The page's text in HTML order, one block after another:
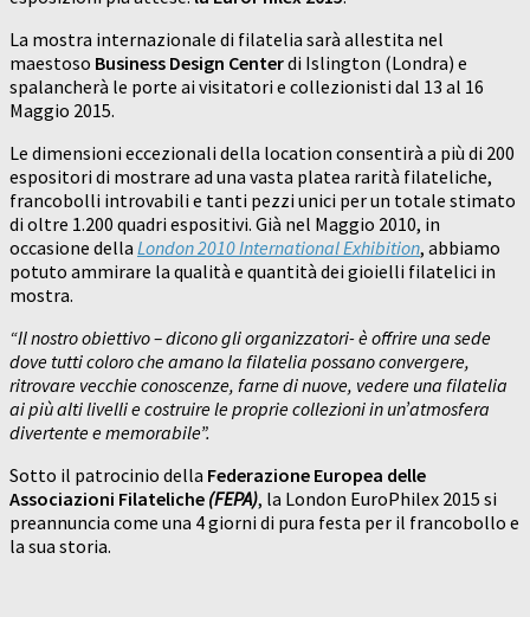
La mostra internazionale di filatelia sarà allestita nel
maestoso Business Design Centerdi Islington (Londra) e
spalancherà le porte ai visitatori e collezionisti dal 13 al 16
Maggio 2015.
Le dimensioni eccezionali della location consentirà a più di 200
espositori di mostrare ad una vasta platea rarità filateliche,
francobolli introvabili e tanti pezzi unici per un totale stimato
di oltre 1.200 quadri espositivi. Già nel Maggio 2010, in
occasione della London 2010 International Exhibition, abbiamo
potuto ammirare la qualità e quantità dei gioielli filatelici in
mostra.
“Il nostro obiettivo – dicono gli organizzatori- è offrire una sede
dove tutti coloro che amano la filatelia possano convergere,
ritrovare vecchie conoscenze, farne di nuove, vedere una filatelia
ai più alti livelli e costruire le proprie collezioni in un’atmosfera
divertente e memorabile”.
Sotto il patrocinio della Federazione Europea delle
Associazioni Filateliche (FEPA), la London EuroPhilex 2015 si
preannuncia come una 4 giorni di pura festa per il francobollo e
la sua storia.